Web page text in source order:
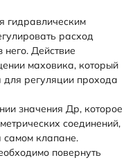
гидравлическим
расход
Действие
маховика, который
регуляции прохода
значения Др, которое
соединений,
самом клапане.
повернуть